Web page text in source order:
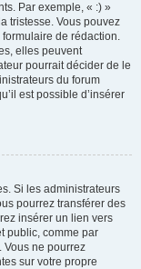
Par exemple, « :) »
tristesse. Vous pouvez
de rédaction.
elles peuvent
pourrait décider de le
du forum
est possible d’insérer
Si les administrateurs
pourrez transférer des
insérer un lien vers
public, comme par
Vous ne pourrez
sur votre propre